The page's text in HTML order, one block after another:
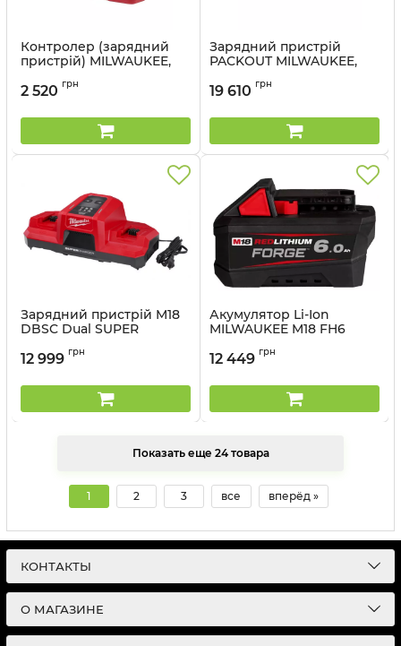
Контролер (зарядний
пристрій) MILWAUKEE,
Артикул:
2 520 грн
Зарядний пристрій
PACKOUT MILWAUKEE,
акумуляторів
19 610 грн
Зарядний пристрій M18
DBSC Dual SUPER
Артикул: 4932492531
12 999 грн
Акумулятор Li-Ion
MILWAUKEE M18 FH6
Артикул: 4932492533
12 449 грн
Показать еще 24 товара
1 2 3 все вперёд »
КОНТАКТЫ
О МАГАЗИНЕ